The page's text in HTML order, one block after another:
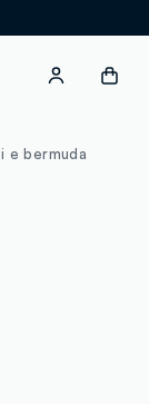
e bermuda